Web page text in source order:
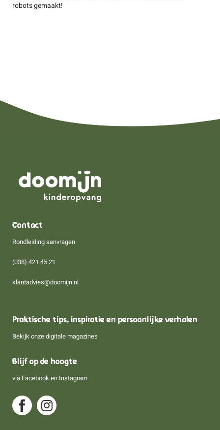
robots gemaakt!
Contact
Rondleiding aanvragen
(038) 421 45 21
klantadvies@doomijn.nl
Praktische tips, inspiratie en persoonlijke verhalen
Bekijk onze digitale magazines
Blijf op de hoogte
via Facebook en Instagram